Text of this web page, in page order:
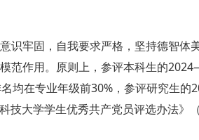
识牢固，自我要求严格，坚持德智体
范作用。原则上，参评本科生的
均在专业年级前30%，参评研究生
技大学学生优秀共产党员评选办法》